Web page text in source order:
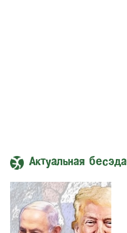
Актуальная бесэда